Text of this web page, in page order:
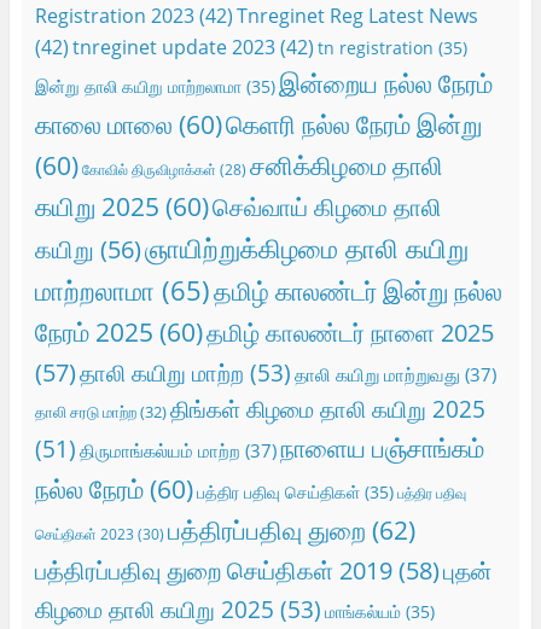
Registration 2023(42)Tnreginet Reg Latest News
(42)tnreginet update 2023(42) tn registration (35)
இன்று தாலி கயிறு மாற்றலாமா(35)இன்றைய நல்ல நேரம்
காலை மாலை (60)கெளரி நல்ல நேரம் இன்று
(60) கோவில் திருவிழாக்கள் (28) சனிக்கிழமை தாலி
கயிறு 2025 (60)செவ்வாய் கிழமை தாலி
கயிறு (56)ஞாயிற்றுக்கிழமை தாலி கயிறு
மாற்றலாமா (65)தமிழ் காலண்டர் இன்று நல்ல
நேரம் 2025 (60)தமிழ் காலண்டர் நாளை 2025
(57)தாலி கயிறு மாற்ற (53) தாலி கயிறு மாற்றுவது (37)
தாலி சரடு மாற்ற(32)திங்கள் கிழமை தாலி கயிறு 2025
(51) திருமாங்கல்யம் மாற்ற (37)நாளைய பஞ்சாங்கம்
நல்ல நேரம்(60)பத்திர பதிவு செய்திகள்(35) பத்திர பதிவு
செய்திகள் 2023 (30) பத்திரப்பதிவு துறை (62)
பத்திரப்பதிவு துறை செய்திகள் 2019(58)புதன்
கிழமை தாலி கயிறு 2025 (53) மாங்கல்யம்(35)